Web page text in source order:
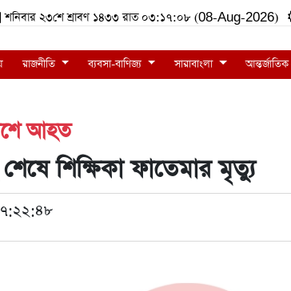
শনিবার ২৩শে শ্রাবণ ১৪৩৩ রাত ০৩:১৭:০৮ (08-Aug-2026)
রাজনীতি ব্যবসা-বাণিজ্য সারাবাংলা আন্তর্জাতিক
আহত
শিক্ষিকা ফাতেমার মৃত্যু